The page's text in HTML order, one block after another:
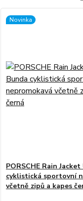
Novinka
PORSCHE Rain
cyklistická sportovní
včetně zipů a kapes